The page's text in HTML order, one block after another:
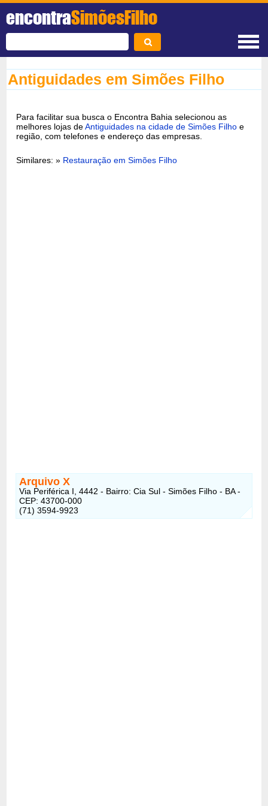
encontraSimõesFilho
Antiguidades em Simões Filho
Para facilitar sua busca o Encontra Bahia selecionou as
melhores lojas deAntiguidades na cidade de Simões Filho e
região, com telefones e endereço das empresas.
Similares: » Restauração em Simões Filho
Arquivo X
Via Periférica I, 4442 - Bairro: Cia Sul - Simões Filho - BA -
CEP: 43700-000
(71) 3594-9923